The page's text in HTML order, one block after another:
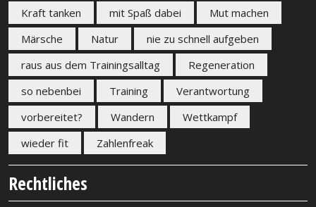
Kraft tanken
mit Spaß dabei
Mut machen
Märsche
Natur
nie zu schnell aufgeben
raus aus dem Trainingsalltag
Regeneration
so nebenbei
Training
Verantwortung
vorbereitet?
Wandern
Wettkampf
wieder fit
Zahlenfreak
Rechtliches